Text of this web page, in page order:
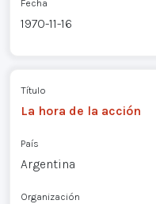
Fecha
1970-11-16
Título
La hora de la acción
País
Argentina
Organización